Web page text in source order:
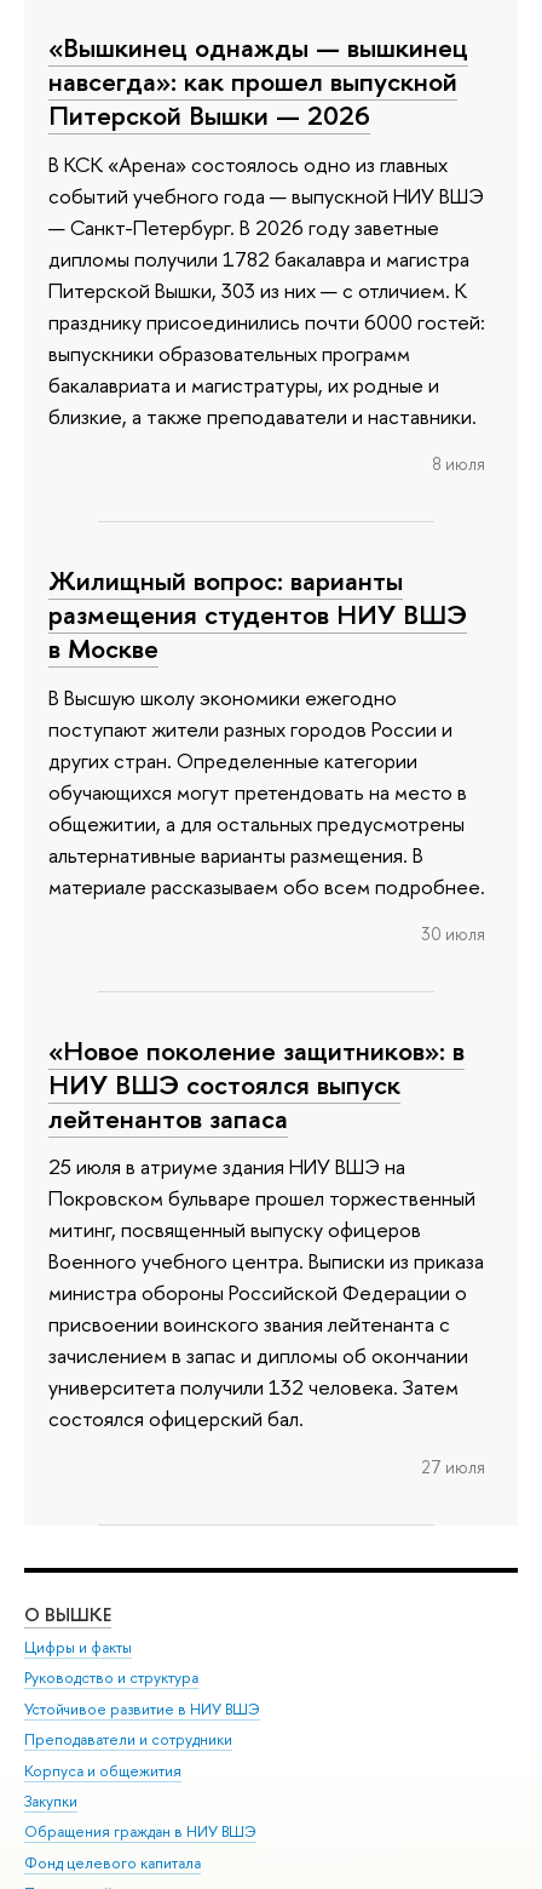
«Вышкинец однажды — вышкинец
навсегда»: как прошел выпускной
Питерской Вышки — 2026
В КСК «Арена» состоялось одно из главных
событий учебного года — выпускной НИУ ВШЭ
— Санкт-Петербург. В 2026 году заветные
дипломы получили 1782 бакалавра и магистра
Питерской Вышки, 303 из них — с отличием. К
празднику присоединились почти 6000 гостей:
выпускники образовательных программ
бакалавриата и магистратуры, их родные и
близкие, а также преподаватели и наставники.
8 июля
Жилищный вопрос: варианты
размещения студентов НИУ ВШЭ
в Москве
В Высшую школу экономики ежегодно
поступают жители разных городов России и
других стран. Определенные категории
обучающихся могут претендовать на место в
общежитии, а для остальных предусмотрены
альтернативные варианты размещения. В
материале рассказываем обо всем подробнее.
30 июля
«Новое поколение защитников»: в
НИУ ВШЭ состоялся выпуск
лейтенантов запаса
25 июля в атриуме здания НИУ ВШЭ на
Покровском бульваре прошел торжественный
митинг, посвященный выпуску офицеров
Военного учебного центра. Выписки из приказа
министра обороны Российской Федерации о
присвоении воинского звания лейтенанта с
зачислением в запас и дипломы об окончании
университета получили 132 человека. Затем
состоялся офицерский бал.
27 июля
О ВЫШКЕ
Цифры и факты
Руководство и структура
Устойчивое развитие в НИУ ВШЭ
Преподаватели и сотрудники
Корпуса и общежития
Закупки
Обращения граждан в НИУ ВШЭ
Фонд целевого капитала